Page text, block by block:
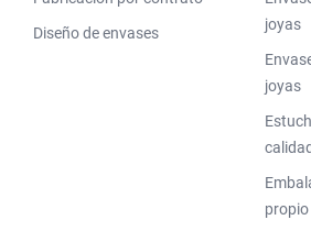
Diseño de envases
joyas
joyas
calidad